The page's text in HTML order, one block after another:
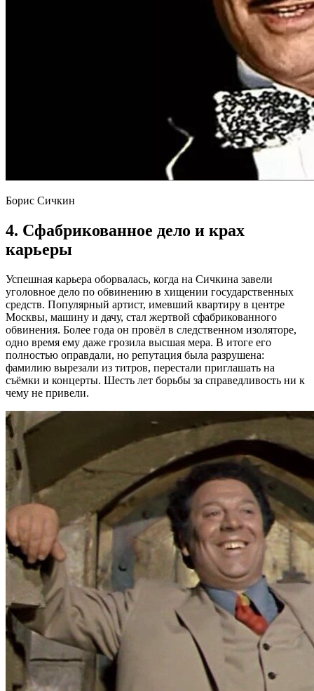
Борис Сичкин
4. Сфабрикованное дело и крах
карьеры
Успешная карьера оборвалась, когда на Сичкина завели
уголовное дело по обвинению в хищении государственных
средств. Популярный артист, имевший квартиру в центре
Москвы, машину и дачу, стал жертвой сфабрикованного
обвинения. Более года он провёл в следственном изоляторе,
одно время ему даже грозила высшая мера. В итоге его
полностью оправдали, но репутация была разрушена:
фамилию вырезали из титров, перестали приглашать на
съёмки и концерты. Шесть лет борьбы за справедливость ни к
чему не привели.